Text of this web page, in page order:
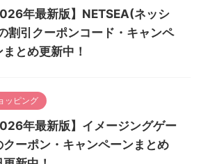
年最新版】NETSEA(ネッシ
割引クーポンコード・キャンペ
まとめ更新中！
ッピング
年最新版】イメージングゲー
クーポン・キャンペーンまとめ